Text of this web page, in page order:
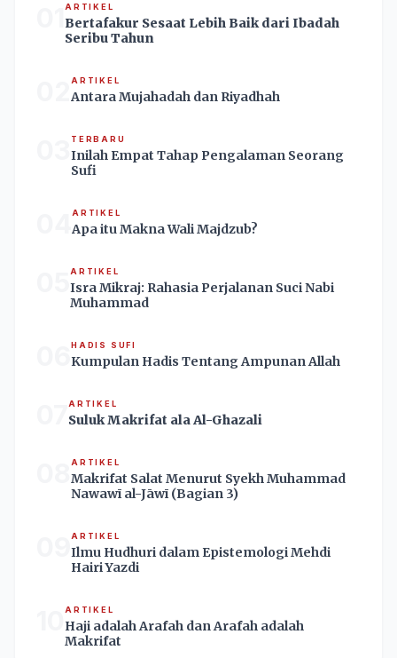
ARTIKEL
Bertafakur Sesaat Lebih Baik dari Ibadah
Seribu Tahun
ARTIKEL
Antara Mujahadah dan Riyadhah
TERBARU
Inilah Empat Tahap Pengalaman Seorang
Sufi
ARTIKEL
Apa itu Makna Wali Majdzub?
ARTIKEL
Isra Mikraj: Rahasia Perjalanan Suci Nabi
Muhammad
HADIS SUFI
Kumpulan Hadis Tentang Ampunan Allah
ARTIKEL
Suluk Makrifat ala Al-Ghazali
ARTIKEL
Makrifat Salat Menurut Syekh Muhammad
Nawawī al-Jāwī (Bagian 3)
ARTIKEL
Ilmu Hudhuri dalam Epistemologi Mehdi
Hairi Yazdi
ARTIKEL
Haji adalah Arafah dan Arafah adalah
Makrifat